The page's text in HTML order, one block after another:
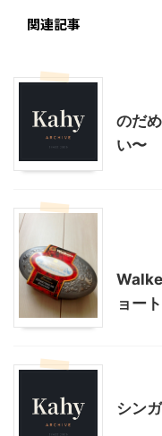
関連記事
のだ
い〜
ョー
シン